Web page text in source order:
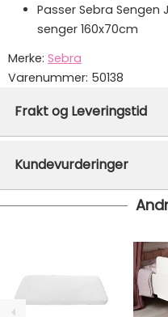
Passer Sebra
senger 160x70cm
Merke: Sebra
Varenummer: 50138
Frakt og Leveringstid
På lager hos oss -
Vi har fri frakt på
fraktprisen fra kr 79.-
fra kr 129 - og
postnummer vil du
Gjennomsnittlig
dager fra bestilling til
Kundevurderinger